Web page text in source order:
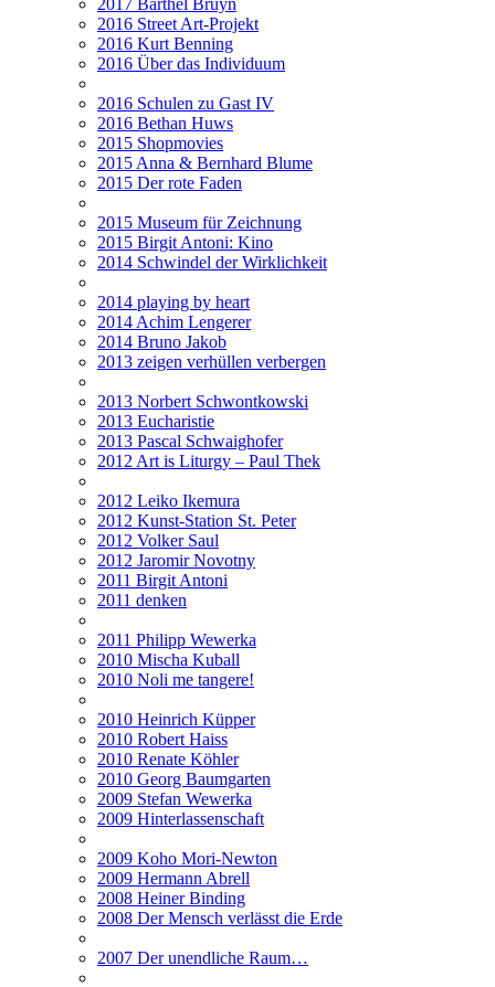
2017 Barthel Bruyn
2016 Street Art-Projekt
2016 Kurt Benning
2016 Über das Individuum
2016 Schulen zu Gast IV
2016 Bethan Huws
2015 Shopmovies
2015 Anna & Bernhard Blume
2015 Der rote Faden
2015 Museum für Zeichnung
2015 Birgit Antoni: Kino
2014 Schwindel der Wirklichkeit
2014 playing by heart
2014 Achim Lengerer
2014 Bruno Jakob
2013 zeigen verhüllen verbergen
2013 Norbert Schwontkowski
2013 Eucharistie
2013 Pascal Schwaighofer
2012 Art is Liturgy – Paul Thek
2012 Leiko Ikemura
2012 Kunst-Station St. Peter
2012 Volker Saul
2012 Jaromir Novotny
2011 Birgit Antoni
2011 denken
2011 Philipp Wewerka
2010 Mischa Kuball
2010 Noli me tangere!
2010 Heinrich Küpper
2010 Robert Haiss
2010 Renate Köhler
2010 Georg Baumgarten
2009 Stefan Wewerka
2009 Hinterlassenschaft
2009 Koho Mori-Newton
2009 Hermann Abrell
2008 Heiner Binding
2008 Der Mensch verlässt die Erde
2007 Der unendliche Raum…